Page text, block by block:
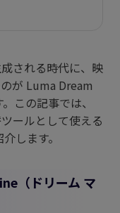
される時代に、映
が Luma Dream
この記事では、
ールとして使える
します。
（ドリーム マ